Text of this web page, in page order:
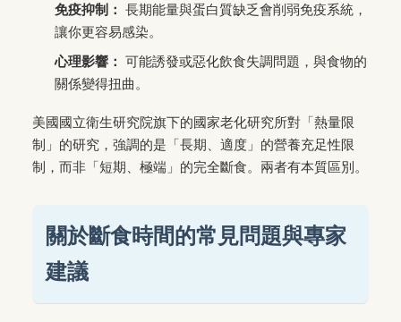
免疫抑制： 長期能量與蛋白質缺乏會削弱免疫系統，
讓你更容易感染。
心理影響： 可能誘發或惡化飲食失調問題，與食物的
關係變得扭曲。
美國國立衛生研究院旗下的國家老化研究所對「熱量限
制」的研究，強調的是「長期、適度」的營養充足性限
制，而非「短期、極端」的完全斷食。兩者有本質區別。
關於斷食時間的常見問題與專家
建議